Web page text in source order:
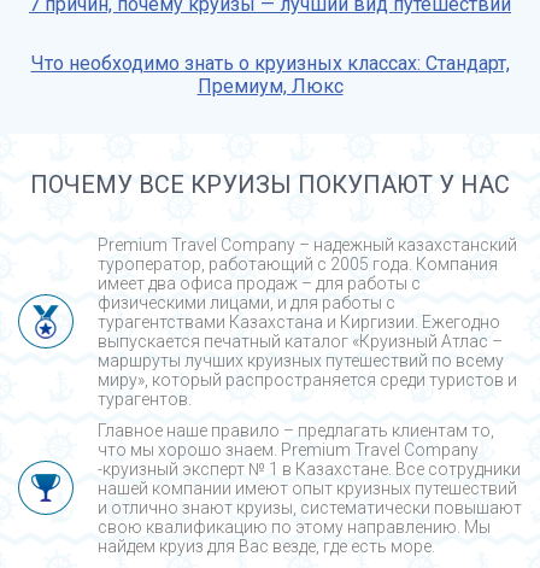
Что необходимо знать о круизных классах: Стандарт,
Премиум, Люкс
ПОЧЕМУ ВСЕ КРУИЗЫ ПОКУПАЮТ У НАС
Premium Travel Company – надежный казахстанский
туроператор, работающий с 2005 года. Компания
имеет два офиса продаж – для работы с
физическими лицами, и для работы с
турагентствами Казахстана и Киргизии. Ежегодно
выпускается печатный каталог «Круизный Атлас –
маршруты лучших круизных путешествий по всему
миру», который распространяется среди туристов и
турагентов.
Главное наше правило – предлагать клиентам то,
что мы хорошо знаем. Premium Travel Company
-круизный эксперт № 1 в Казахстане. Все сотрудники
нашей компании имеют опыт круизных путешествий
и отлично знают круизы, систематически повышают
свою квалификацию по этому направлению. Мы
найдем круиз для Вас везде, где есть море.